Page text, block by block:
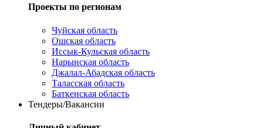
Проекты по регионам
Чуйская область
Ошская область
Иссык-Кульская область
Нарынская область
Джалал-Абадская область
Таласская область
Баткенская область
Тендеры/Вакансии